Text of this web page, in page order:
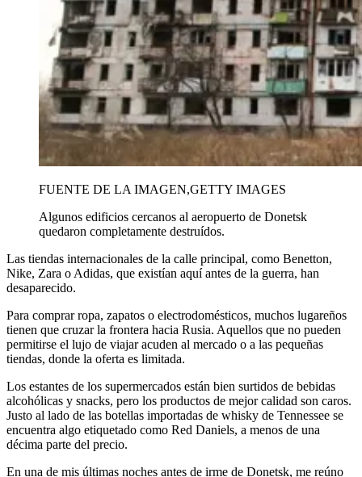
FUENTE DE LA IMAGEN,GETTY IMAGES
Algunos edificios cercanos al aeropuerto de Donetsk
quedaron completamente destruídos.
Las tiendas internacionales de la calle principal, como Benetton,
Nike, Zara o Adidas, que existían aquí antes de la guerra, han
desaparecido.
Para comprar ropa, zapatos o electrodomésticos, muchos lugareños
tienen que cruzar la frontera hacia Rusia. Aquellos que no pueden
permitirse el lujo de viajar acuden al mercado o a las pequeñas
tiendas, donde la oferta es limitada.
Los estantes de los supermercados están bien surtidos de bebidas
alcohólicas y snacks, pero los productos de mejor calidad son caros.
Justo al lado de las botellas importadas de whisky de Tennessee se
encuentra algo etiquetado como Red Daniels, a menos de una
décima parte del precio.
En una de mis últimas noches antes de irme de Donetsk, me reúno